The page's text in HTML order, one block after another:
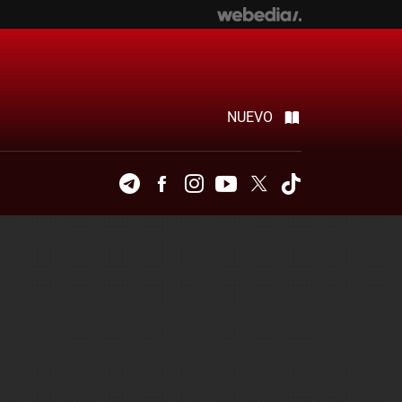
NUEVO
TelegramFacebookInstagramYoutubeTwitter